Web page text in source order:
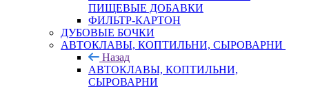
ПИЩЕВЫЕ ДОБАВКИ
ФИЛЬТР-КАРТОН
ДУБОВЫЕ БОЧКИ
АВТОКЛАВЫ, КОПТИЛЬНИ, СЫРОВАРНИ
Назад
АВТОКЛАВЫ, КОПТИЛЬНИ,
СЫРОВАРНИ